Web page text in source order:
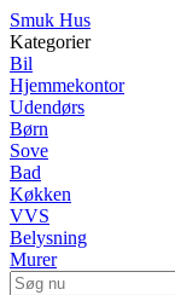
Smuk Hus
Kategorier
Bil
Hjemmekontor
Udendørs
Børn
Sove
Bad
Køkken
VVS
Belysning
Murer